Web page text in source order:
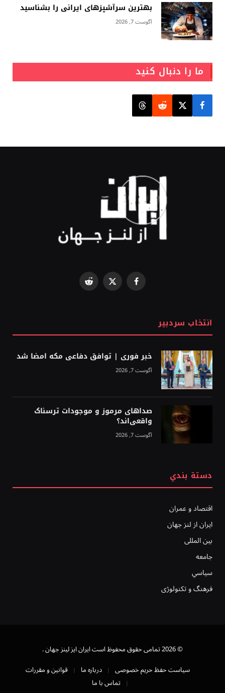
بهترین سرآشپزهای ایرانی را بشناسید
آگوست 7, 2026
ما را دنبال کنید
Facebook
X
Reddit
انتخاب سردبیر
خبر فوری | توافق دفاعی مکه امضا شد
آگوست 7, 2026
صداهای مرموز و موجودات ترسناک
واقعی‌اند؟
آگوست 7, 2026
دستة بندي
اقتصاد و عمران
ایران از لنز جهان
بين المللى
جامعه
سياسي
فرهنگ و تکنولوژی
© 2026 تمامی حقوق محفوظ است ايران ايز لينز جهان .
سیاست حفظ حریم خصوصی
درباره ما
قوانین و مقررات
تماس با ما